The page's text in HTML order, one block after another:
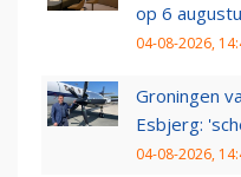
op 6
04-08-2026,
Groningen
Esbjerg:
04-08-2026,